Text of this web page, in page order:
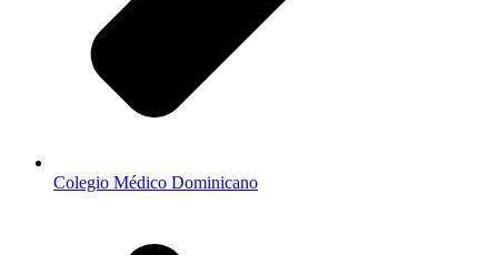
Colegio Médico Dominicano